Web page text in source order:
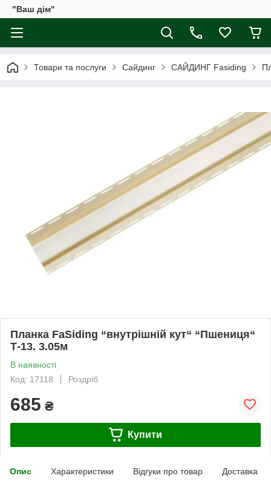
"Ваш дім"
Товари та послуги Сайдинг САЙДИНГ Fasiding
Планка FaSiding “внутрішній кут“ “Пшениця“
Т-13. 3.05м
В наявності
Код: 17118
Роздріб
685 ₴
Купити
Опис Характеристики Відгуки про товар Доставка